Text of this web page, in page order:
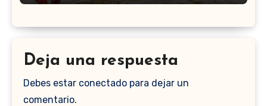
Deja una respuesta
Debes estar conectado para dejar un
comentario.